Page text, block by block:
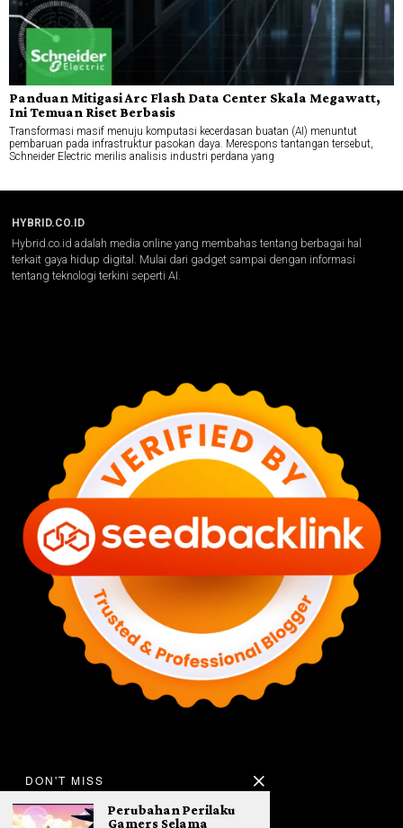
Panduan Mitigasi Arc Flash Data Center Skala Megawatt,
Ini Temuan Riset Berbasis
Transformasi masif menuju komputasi kecerdasan buatan (AI) menuntut
pembaruan pada infrastruktur pasokan daya. Merespons tantangan tersebut,
Schneider Electric merilis analisis industri perdana yang
HYBRID.CO.ID
Hybrid.co.id adalah media online yang membahas tentang berbagai hal
terkait gaya hidup digital. Mulai dari gadget sampai dengan informasi
tentang teknologi terkini seperti AI.
DON'T MISS
Perubahan Perilaku
Gamers Selama